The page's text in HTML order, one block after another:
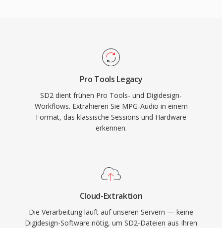
Pro Tools Legacy
SD2 dient frühen Pro Tools- und Digidesign-
Workflows. Extrahieren Sie MPG-Audio in einem
Format, das klassische Sessions und Hardware
erkennen.
Cloud-Extraktion
Die Verarbeitung läuft auf unseren Servern — keine
Digidesign-Software nötig, um SD2-Dateien aus Ihren